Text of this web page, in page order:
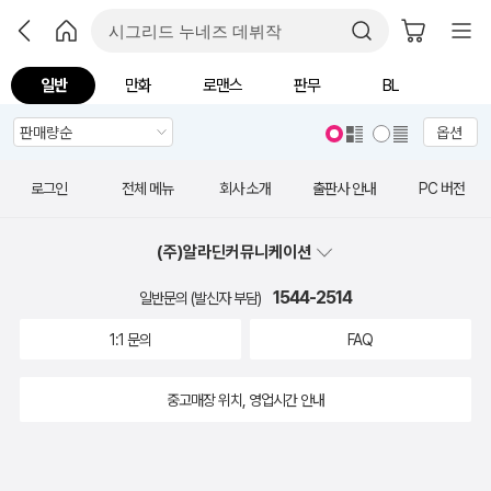
일반 만화 로맨스 판무 BL
옵션
로그인 전체 메뉴 회사 소개 출판사 안내 PC 버전
(주)알라딘커뮤니케이션
일반문의 (발신자 부담) 1544-2514
1:1 문의 FAQ
중고매장 위치, 영업시간 안내